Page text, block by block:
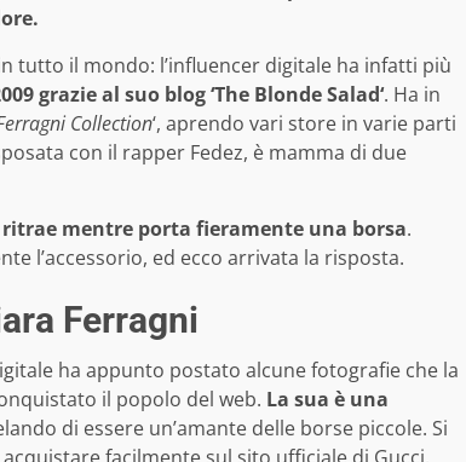
tutto il mondo: l’influencer digitale ha infatti più
grazie al suo blog ‘The Blonde Salad‘. Ha in
Collection‘, aprendo vari store in varie parti
con il rapper Fedez, è mamma di due
ritrae mentre porta fieramente una borsa.
l’accessorio, ed ecco arrivata la risposta.
Ferragni
ha appunto postato alcune fotografie che la
il popolo del web. La sua è una
di essere un’amante delle borse piccole. Si